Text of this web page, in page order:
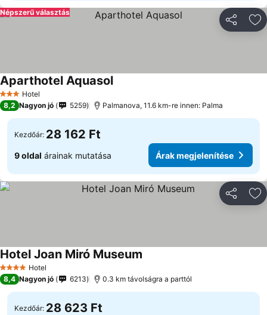
Népszerű választás
3 Kategória
Hotel
Aparthotel Aquasol
8,2 Nagyon jó 5259 Palmanova, 11.6 km-re innen: Palma
Kezdőár: 28 162 Ft
9 oldal árainak mutatása Árak megjelenítése
4 KategóriaHotel
Hotel Joan Miró Museum
8,4 Nagyon jó 6213 0.3 km távolságra a parttól
Kezdőár: 28 623 Ft